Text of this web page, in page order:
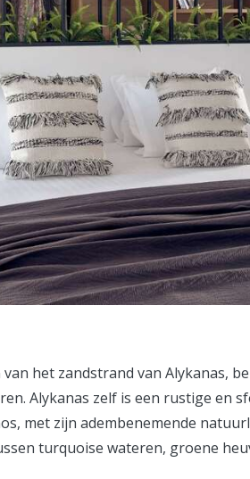
het zandstrand van Alykanas,
Alykanas zelf is een rustige en
met zijn adembenemende
turquoise wateren, groene